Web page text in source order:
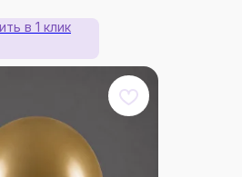
в 1 клик